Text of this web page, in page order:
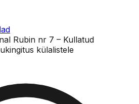
Rubin nr 7 – Kullatud
külalistele